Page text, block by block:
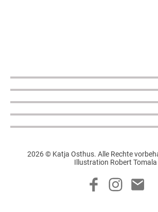
2026 © Katja Osthus. Alle Rechte
Illustration Robert Tomala